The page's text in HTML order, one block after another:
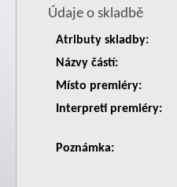
Údaje o skladbě
Atributy skladby:
Názvy částí:
Místo premiéry:
Interpreti premiéry:
Poznámka: